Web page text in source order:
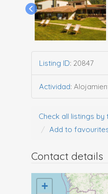
Listing ID: 20847
Actividad:
Check all listings by
Add to
Contact details
+